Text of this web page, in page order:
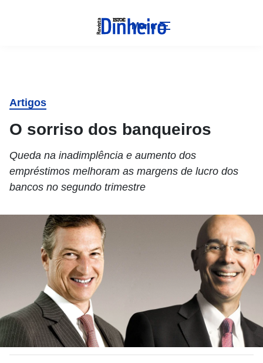
Menu
Artigos
O sorriso dos banqueiros
Queda na inadimplência e aumento dos
empréstimos melhoram as margens de lucro dos
bancos no segundo trimestre